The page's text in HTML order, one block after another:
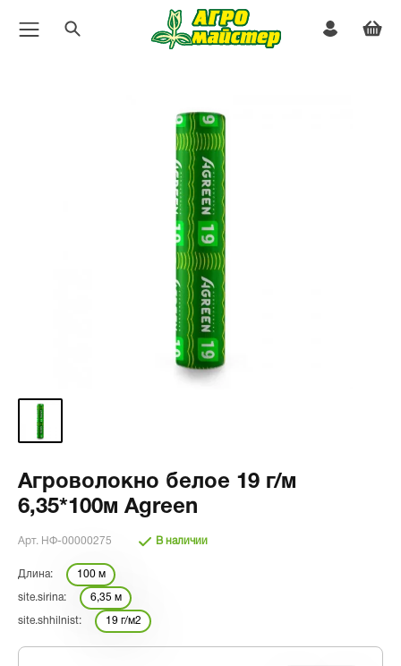
Агроволокно белое 19 г/м
6,35*100м Agreen
Арт. НФ-00000275 В наличии
Длина: 100 м
site.sirina: 6,35 м
site.shhilnist: 19 г/м2